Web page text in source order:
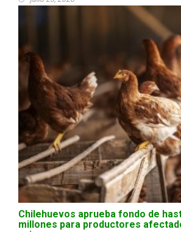
Chilehuevos aprueba fondo de
millones para productores